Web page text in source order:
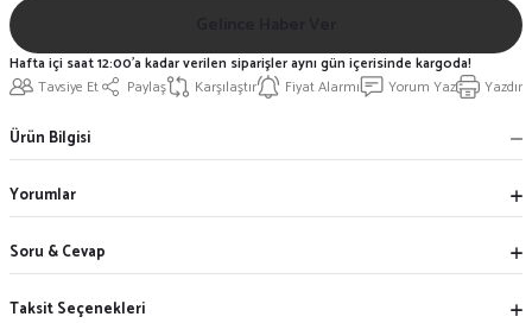
Tavsiye Et Paylaş Karşılaştır Fiyat Alarmı Yorum Yaz Yazdır
Hafta içi saat 12:00'a kadar verilen siparişler aynı gün içerisinde kargoda!
Ürün Bilgisi
Yorumlar
Soru & Cevap
Taksit Seçenekleri